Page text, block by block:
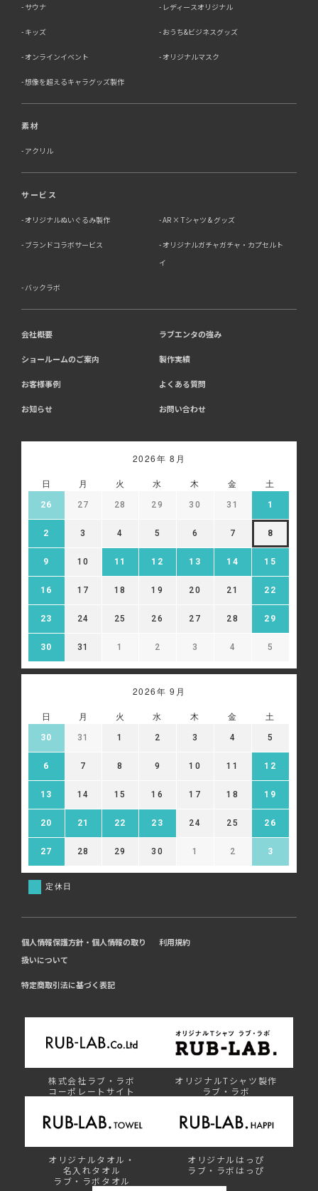
サウナ レディースオリジナル
キッズ おうち&ビジネスグッズ
オンラインイベント オリジナルマスク
想像を超えるキャラグッズ製作
素材
アクリル
サービス
オリジナルぬいぐるみ製作 AR × Tシャツ & グッズ
ブランドコラボサービス
オリジナルガチャガチャ・カプセルト
イ
バックラボ
会社概要 ラブエンタの強み
ショールームのご案内 製作実績
お客様事例 よくある質問
お知らせ お問い合わせ
2026年 8月
日 月 火 水 木 金 土
26 27 28 29 30 31 1
2 3 4 5 6 7 8
9 10 11 12 13 14 15
16 17 18 19 20 21 22
23 24 25 26 27 28 29
30 31 1 2 3 4 5
2026年 9月
日 月 火 水 木 金 土
30 31 1 2 3 4 5
6 7 8 9 10 11 12
13 14 15 16 17 18 19
20 21 22 23 24 25 26
27 28 29 30 1 2 3
定休日
個人情報保護方針・個人情報の取り
扱いについて
利用規約
特定商取引法に基づく表記
株式会社ラブ・ラボ
コーポレートサイト
オリジナルTシャツ製作
ラブ・ラボ
オリジナルタオル・
名入れタオル
ラブ・ラボタオル
オリジナルはっぴ
ラブ・ラボはっぴ